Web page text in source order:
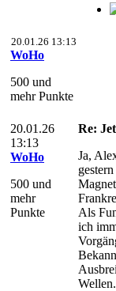
20.01.26 13:13
WoHo
500 und
mehr Punkte
20.01.26
13:13
WoHo
500 und
mehr
Punkte
Re:
Ja,
Als
ich
Wellen.